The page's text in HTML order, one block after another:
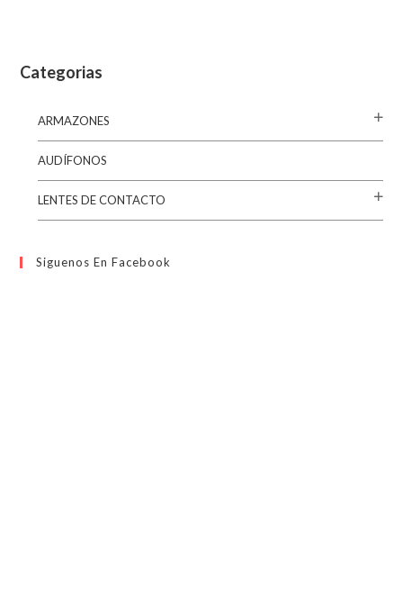
Categorias
ARMAZONES
AUDÍFONOS
LENTES DE CONTACTO
Siguenos En Facebook